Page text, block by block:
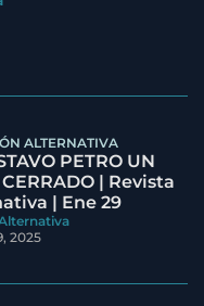
ALTERNATIVA
PETRO UN
CERRADO | Revista
| Ene 29
2025